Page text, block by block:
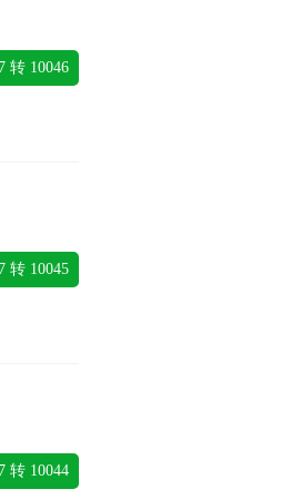
转 10046
转 10045
转 10044